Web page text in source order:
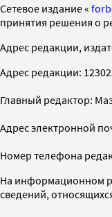
Cетевое издание «
принятия решения о
Адрес редакции,
Адрес редакции:
Главный редактор:
Адрес электронной
Номер телефона
На информационном
сведений,